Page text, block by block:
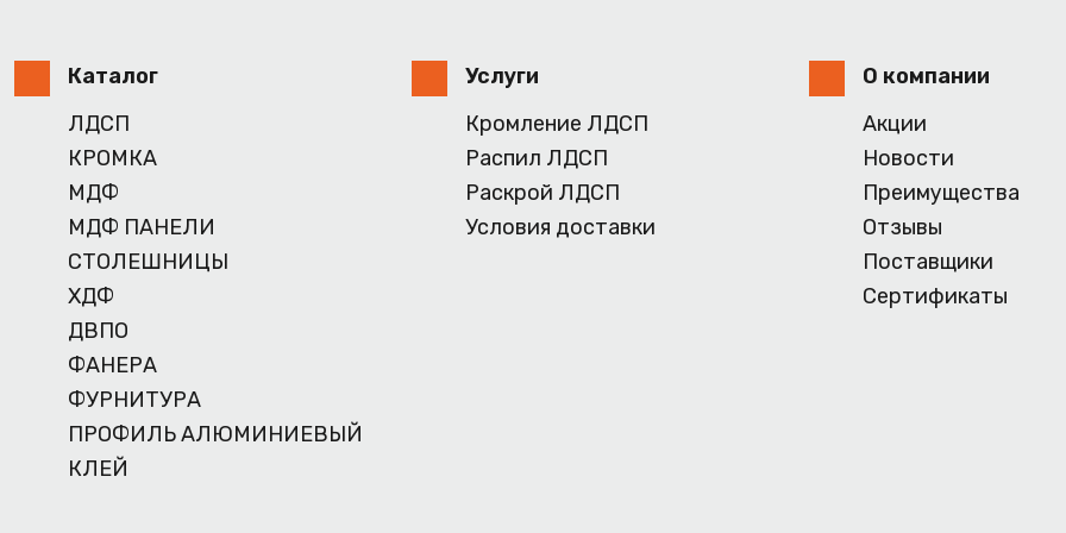
Каталог
ЛДСП
КРОМКА
МДФ
МДФ ПАНЕЛИ
СТОЛЕШНИЦЫ
ХДФ
ДВПО
ФАНЕРА
ФУРНИТУРА
ПРОФИЛЬ АЛЮМИНИЕВЫЙ
КЛЕЙ
Услуги
Кромление ЛДСП
Распил ЛДСП
Раскрой ЛДСП
Условия доставки
О компании
Акции
Новости
Преимущества
Отзывы
Поставщики
Сертификаты